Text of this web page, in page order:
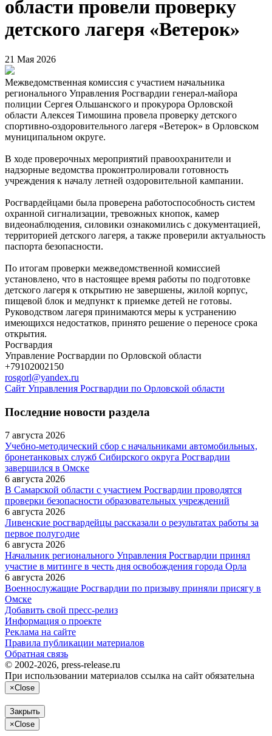
области провели проверку
детского лагеря «Ветерок»
21 Мая 2026
Межведомственная комиссия с участием начальника
регионального Управления Росгвардии генерал-майора
полиции Сергея Ольшанского и прокурора Орловской
области Алексея Тимошина провела проверку детского
спортивно-оздоровительного лагеря «Ветерок» в Орловском
муниципальном округе.
В ходе проверочных мероприятий правоохранители и
надзорные ведомства проконтролировали готовность
учреждения к началу летней оздоровительной кампании.
Росгвардейцами была проверена работоспособность систем
охранной сигнализации, тревожных кнопок, камер
видеонаблюдения, силовики ознакомились с документацией,
территорией детского лагеря, а также проверили актуальность
паспорта безопасности.
По итогам проверки межведомственной комиссией
установлено, что в настоящее время работы по подготовке
детского лагеря к открытию не завершены, жилой корпус,
пищевой блок и медпункт к приемке детей не готовы.
Руководством лагеря принимаются меры к устранению
имеющихся недостатков, принято решение о переносе срока
открытия.
Росгвардия
Управление Росгвардии по Орловской области
+79102002150
rosgorl@yandex.ru
Сайт Управления Росгвардии по Орловской области
Последние новости раздела
7 августа 2026
Учебно-методический сбор с начальниками автомобильных,
бронетанковых служб Сибирского округа Росгвардии
завершился в Омске
6 августа 2026
В Самарской области с участием Росгвардии проводятся
проверки безопасности образовательных учреждений
6 августа 2026
Ливенские росгвардейцы рассказали о результатах работы за
первое полугодие
6 августа 2026
Начальник регионального Управления Росгвардии принял
участие в митинге в честь дня освобождения города Орла
6 августа 2026
Военнослужащие Росгвардии по призыву приняли присягу в
Омске
Добавить свой пресс-релиз
Информация о проекте
Реклама на сайте
Правила публикации материалов
Обратная связь
© 2002-2026, press-release.ru
При использовании материалов ссылка на сайт обязательна
×Close
Закрыть
×Close